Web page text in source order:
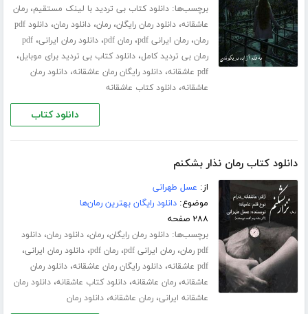
برچسب‌ها:دانلود کتاب بی تردید با لینک مستقیم،رمان
عاشقانه،دانلود رمان رایگان،رمان،دانلود رمان،
دانلود pdf
رمان،رمان ایرانی pdf ،رمان pdf ،دانلود رمان ایرانی،pdf
رمان بی تردید کامل،دانلود کتاب بی تردید برای موبایل،
pdf عاشقانه ،دانلود رایگان رمان عاشقانه،دانلود رمان
عاشقانه،دانلود کتاب عاشقانه
دانلود کتاب
دانلود کتاب رمان نذار بشکنم
از: عسل طهرانی
موضوع:دانلود رایگان بهترین رمان‌ها
۲۸۸ صفحه
برچسب‌ها:دانلود رمان رایگان،رمان،دانلود رمان،دانلود
pdf رمان
،رمان ایرانی pdf ،رمان pdf ،دانلود رمان ایرانی،
pdf عاشقانه ،دانلود رایگان رمان عاشقانه،دانلود رمان
عاشقانه،رمان عاشقانه،دانلود کتاب عاشقانه،دانلود رمان
عاشقانه ایرانی،رمان عاشقانه،دانلود رمان